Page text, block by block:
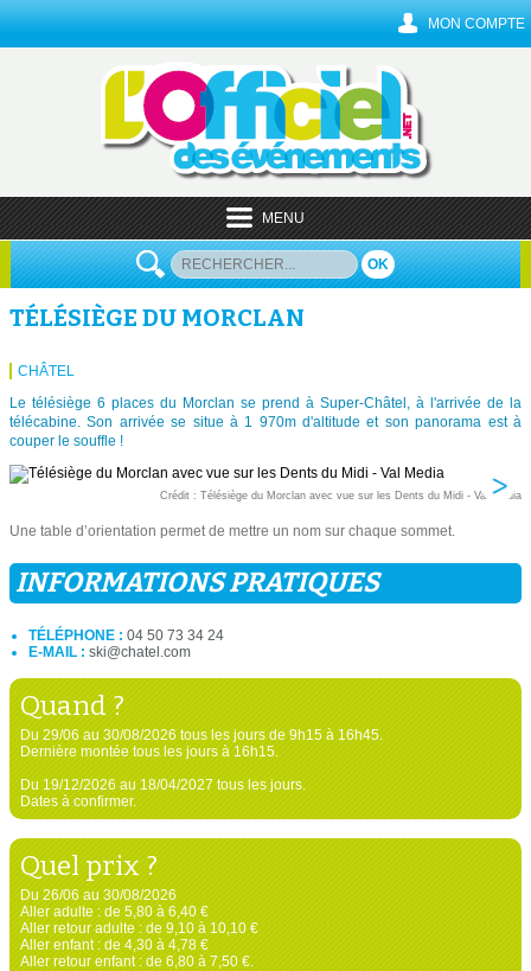
MON COMPTE
MENU
OK
TÉLÉSIÈGE DU MORCLAN
CHÂTEL
Le télésiège 6 places du Morclan se prend à Super-Châtel, à l'arrivée de la
télécabine. Son arrivée se situe à 1 970m d'altitude et son panorama est à
couper le souffle !
Crédit : Télésiège du Morclan avec vue sur les Dents du Midi - Val Media
Une table d’orientation permet de mettre un nom sur chaque sommet.
INFORMATIONS PRATIQUES
TÉLÉPHONE : 04 50 73 34 24
E-MAIL : ski@chatel.com
Quand ?
Du 29/06 au 30/08/2026 tous les jours de 9h15 à 16h45.
Dernière montée tous les jours à 16h15.
Du 19/12/2026 au 18/04/2027 tous les jours.
Dates à confirmer.
Quel prix ?
Du 26/06 au 30/08/2026
Aller adulte : de 5,80 à 6,40 €
Aller retour adulte : de 9,10 à 10,10 €
Aller enfant : de 4,30 à 4,78 €
Aller retour enfant : de 6,80 à 7,50 €.